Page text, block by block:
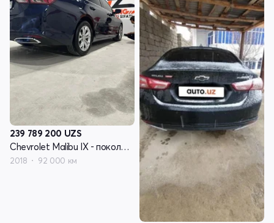
239 789 200 UZS
Chevrolet Malibu IX - поколение рестайлинг
2018 92 000 км